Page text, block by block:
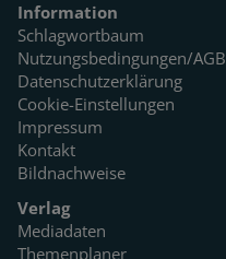
Information
Schlagwortbaum
Nutzungsbedingungen/AGB
Datenschutzerklärung
Cookie-Einstellungen
Impressum
Kontakt
Bildnachweise
Verlag
Mediadaten
Themenplaner